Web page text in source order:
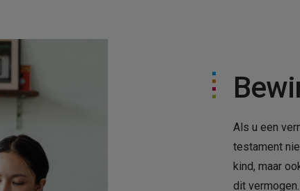
Als u een
testament
kind, maar
dit